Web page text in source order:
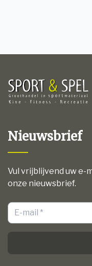
Nieuwsbrief
Vul vrijblijvend uw e-
onze nieuwsbrief.